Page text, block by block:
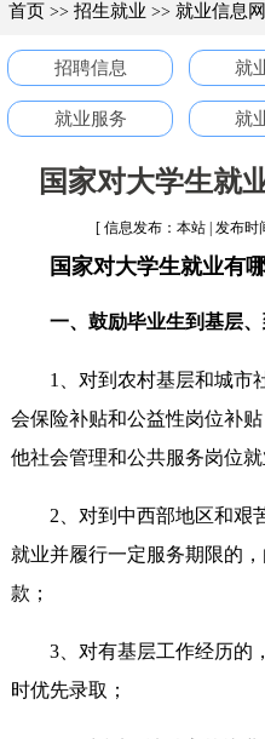
首页 >> 招生就业 >> 就业信息网
招聘信息 就
就业服务 就
国家对大学生就
[ 信息发布：本站 | 发布时
国家对大学生就业有
一、鼓励毕业生到基层
1、对到农村基层和城市
会保险补贴和公益性岗位补
他社会管理和公共服务岗位
2、对到中西部地区和艰
就业并履行一定服务期限的
款；
3、对有基层工作经历的
时优先录取；